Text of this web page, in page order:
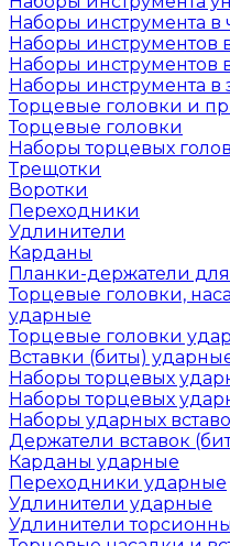
Наборы инструмента в
Наборы инструментов
Наборы
Наборы инструмента в
Торцевые головки и
Торцевые головки
Наборы торцевых
Трещотки
Воротки
Переходники
Удлинители
Карданы
Планки-держатели для
Торцевые головки,
ударные
Торцевые головки
Вставки (биты)
Наборы торцевых
Наборы торцевых
Наборы ударных
Держатели вставок
Карданы ударные
Переходники ударные
Удлинители ударные
Удлинители